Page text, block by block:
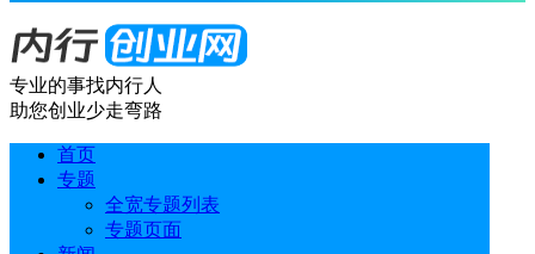
专业的事找内行人
助您创业少走弯路
首页
专题
全宽专题列表
专题页面